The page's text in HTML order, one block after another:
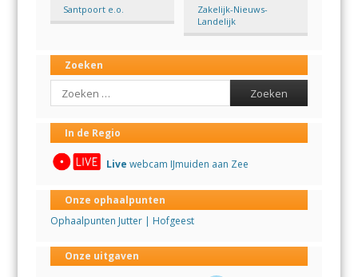
Santpoort e.o.
Zakelijk-Nieuws-
Landelijk
Zoeken
Search
In de Regio
Live webcam IJmuiden aan Zee
Onze ophaalpunten
Ophaalpunten Jutter | Hofgeest
Onze uitgaven